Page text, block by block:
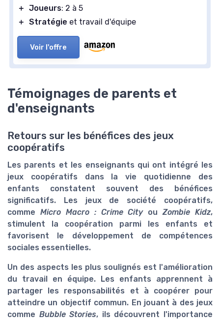
＋ Joueurs: 2 à 5
＋ Stratégie et travail d'équipe
Voir l'offre
Témoignages de parents et
d'enseignants
Retours sur les bénéfices des jeux
coopératifs
Les parents et les enseignants qui ont intégré les
jeux coopératifs dans la vie quotidienne des
enfants constatent souvent des bénéfices
significatifs. Les jeux de société coopératifs,
comme Micro Macro : Crime CityouZombie Kidz,
stimulent la coopération parmi les enfants et
favorisent le développement de compétences
sociales essentielles.
Un des aspects les plus soulignés est l'amélioration
du travail en équipe. Les enfants apprennent à
partager les responsabilités et à coopérer pour
atteindre un objectif commun. En jouant à des jeux
comme Bubble Stories, ils découvrent l'importance